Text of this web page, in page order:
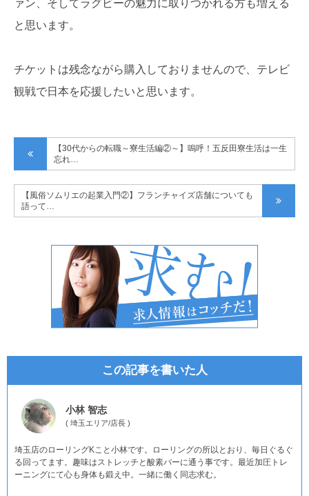
ァン、そしてラグビーの魅力に取りつかれる方も増える
と思います。
チケットは残念ながら購入しておりませんので、テレビ
観戦で日本を応援したいと思います。
【30代からの転職～寮生活編②～】嗚呼！五反田寮生活は一生
忘れ…
【風俗ソムリエの起業入門②】フランチャイズ店舗についても
語って…
この記事を書いた人
小林 智志
( 埼玉エリア/店長 )
埼玉店のローリングKこと小林です。ローリングの所以とおり、毎日ぐるぐ
る回ってます。趣味はストレッチと酸素バーに通う事です。最近加圧トレ
ーニングにて心も身体も鍛え中。一緒に働く同志求む。